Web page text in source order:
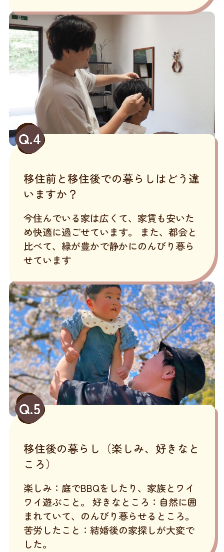
Q.4
移住前と移住後での暮らしはどう違
いますか？
今住んでいる家は広くて、家賃も安いた
め快適に過ごせています。 また、都会と
比べて、緑が豊かで静かにのんびり暮ら
せています
Q.5
移住後の暮らし（楽しみ、好きなと
ころ）
楽しみ：庭でBBQをしたり、家族とワイ
ワイ遊ぶこと。 好きなところ：自然に囲
まれていて、のんびり暮らせるところ。
苦労したこと：結婚後の家探しが大変で
した。